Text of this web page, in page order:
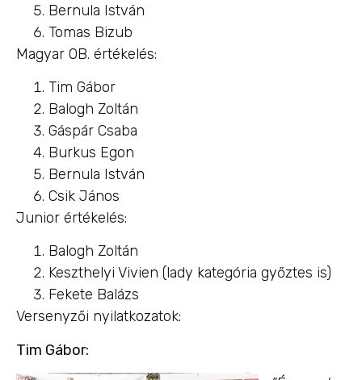
Bernula István
Tomas Bizub
Magyar OB. értékelés:
Tim Gábor
Balogh Zoltán
Gáspár Csaba
Burkus Egon
Bernula István
Csik János
Junior értékelés:
Balogh Zoltán
Keszthelyi Vivien (lady kategória győztes is)
Fekete Balázs
Versenyzői nyilatkozatok:
Tim Gábor: